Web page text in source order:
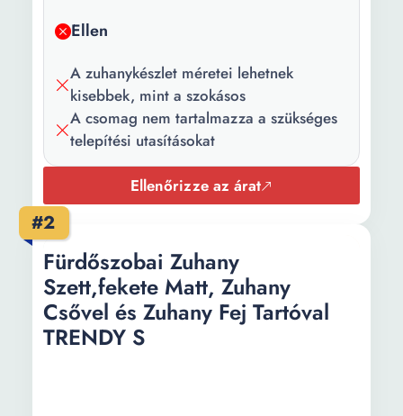
Ellen
A zuhanykészlet méretei lehetnek
kisebbek, mint a szokásos
A csomag nem tartalmazza a szükséges
telepítési utasításokat
Ellenőrizze az árat
#2
Fürdőszobai Zuhany
Szett,fekete Matt, Zuhany
Csővel és Zuhany Fej Tartóval
TRENDY S